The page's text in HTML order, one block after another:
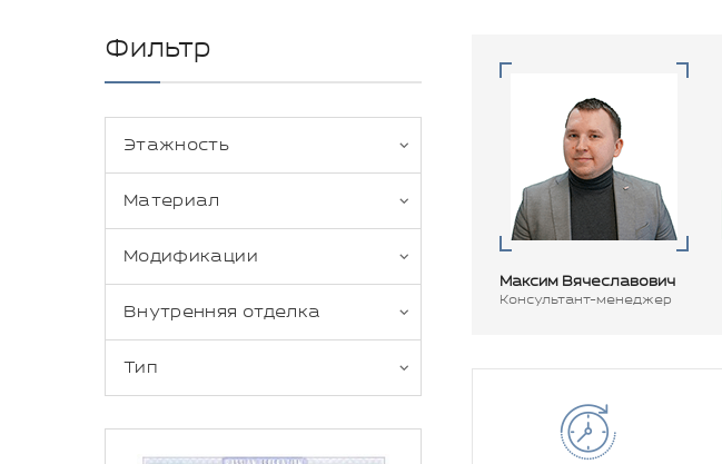
Фильтр
Этажность
Материал
Модификации
Внутренняя отделка
Тип
Максим Вячеславович
Консультант-менеджер